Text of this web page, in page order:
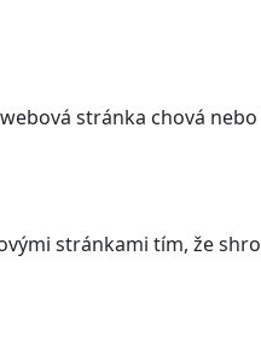
stránka chová
stránkami tím, že